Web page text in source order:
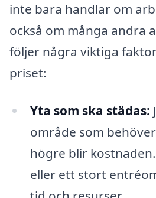
inte bara handlar om
också om många andra
följer några viktiga
priset:
Yta som ska städas:
område som
högre blir
eller ett stort